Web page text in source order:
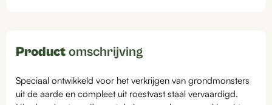
Product omschrijving
Speciaal ontwikkeld voor het verkrijgen van grondmonsters
uit de aarde en compleet uit roestvast staal vervaardigd.